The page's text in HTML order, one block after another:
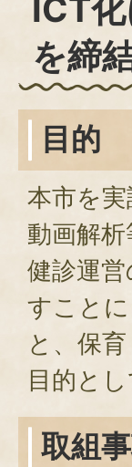
ICT
を締
目的
本市を
動画解
健診運
すこと
と、保
目的とし
取組